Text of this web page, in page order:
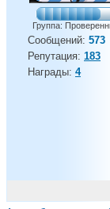
Группа:
Сообщений: 573
Репутация: 183
Награды: 4